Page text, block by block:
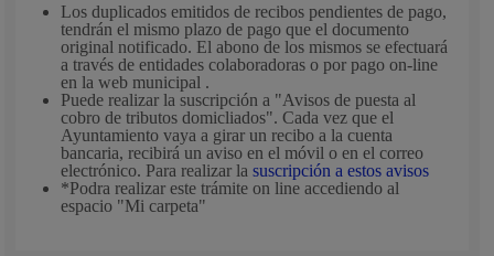
Los duplicados emitidos de recibos pendientes de pago,
tendrán el mismo plazo de pago que el documento
original notificado. El abono de los mismos se efectuará
a través de entidades colaboradoras o por pago on-line
en la web municipal .
Puede realizar la suscripción a "Avisos de puesta al
cobro de tributos domicliados". Cada vez que el
Ayuntamiento vaya a girar un recibo a la cuenta
bancaria, recibirá un aviso en el móvil o en el correo
electrónico. Para realizar lasuscripción a estos avisos
*Podra realizar este trámite on line accediendo al
espacio "Mi carpeta"